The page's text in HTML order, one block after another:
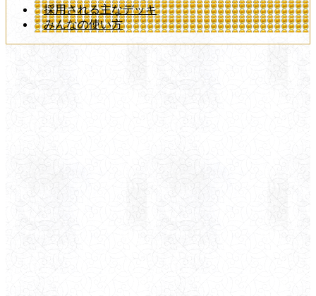
採用される主なデッキ
みんなの使い方